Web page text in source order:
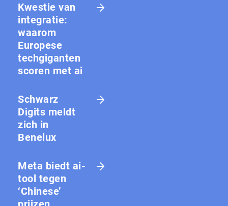
Kwestie van
integratie:
waarom
Europese
techgiganten
scoren met ai
Schwarz
Digits meldt
zich in
Benelux
Meta biedt ai-
tool tegen
‘Chinese’